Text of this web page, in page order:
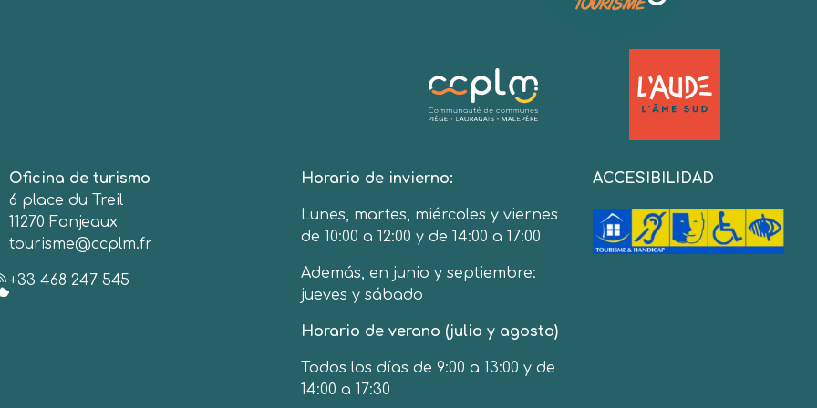
Oficina de turismo
6 place du Treil
11270 Fanjeaux
tourisme@ccplm.fr
+33 468 247 545
Horario de invierno:
Lunes, martes, miércoles y viernes
de 10:00 a 12:00 y de 14:00 a 17:00
Además, en junio y septiembre:
jueves y sábado
Horario de verano (julio y agosto)
Todos los días de 9:00 a 13:00 y de
14:00 a 17:30
ACCESIBILIDAD